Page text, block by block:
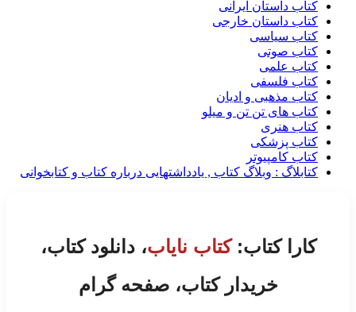
کتاب داستان ایرانی
کتاب داستان خارجی
کتاب سیاسی
کتاب صوتی
کتاب علمی
کتاب فلسفی
کتاب مذهبی و ادیان
کتاب های تن تن و میلو
کتاب هنری
کتاب پزشکی
کتاب کامپیوتر
کتابلاگ : وبلاگ کتاب , یادداشتهایی درباره کتاب و کتابخوانی
کارا کتاب:کتاب نایاب، دانلود کتاب،
خریدار کتاب، صفحه گرام